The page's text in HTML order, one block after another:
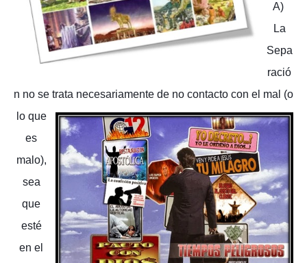
A)
La
Sepa
ració
n no se trata necesariamente de no contacto con el mal (o
lo que
es
malo),
sea
que
esté
en el